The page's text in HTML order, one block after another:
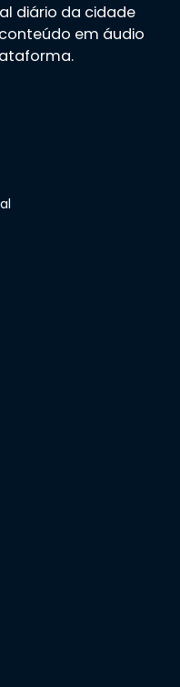
diário da cidade
em áudio